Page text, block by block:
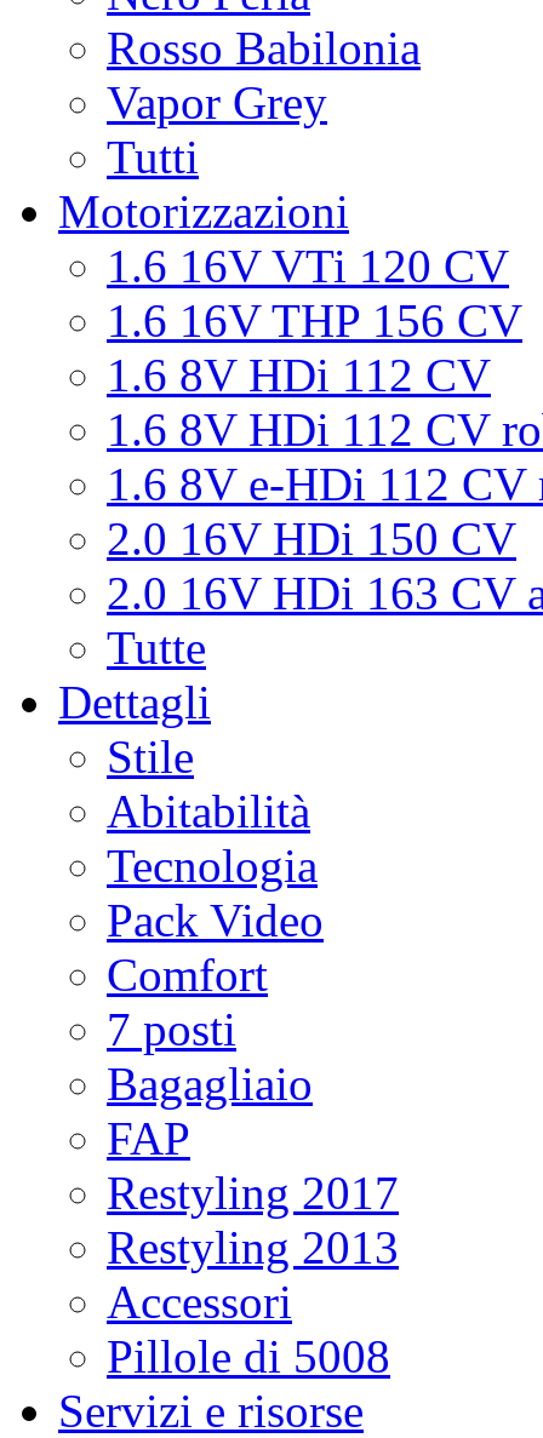
Rosso Babilonia
Vapor Grey
Tutti
Motorizzazioni
1.6 16V VTi 120 CV
1.6 16V THP 156 CV
1.6 8V HDi 112 CV
1.6 8V HDi 112 CV
1.6 8V e-HDi 112 CV
2.0 16V HDi 150 CV
2.0 16V HDi 163 CV
Tutte
Dettagli
Stile
Abitabilità
Tecnologia
Pack Video
Comfort
7 posti
Bagagliaio
FAP
Restyling 2017
Restyling 2013
Accessori
Pillole di 5008
Servizi e risorse